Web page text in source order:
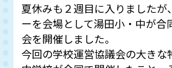
夏休みも２週目に入りましたが
ーを会場として湯田小・中が合
会を開催しました。
今回の学校運営協議会の大きな